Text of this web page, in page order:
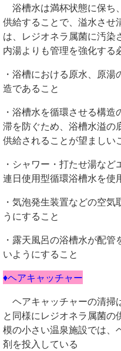
浴槽水は満杯状態に保ち
供給することで、溢水させ
は、レジオネラ属菌に汚染
内湯よりも管理を強化する
・浴槽における原水、原
造であること
・浴槽水を循環させる構
滞を防ぐため、浴槽水溢の
供給されることが望ましい
・シャワー・打たせ湯など
連日使用型循環浴槽水を使
・気泡発生装置などの空
うにすること
・露天風呂の浴槽水が配
いようにすること
♦ヘアキャッチャー
ヘアキャッチャーの清掃
と同様にレジオネラ属菌
模の小さい温泉施設では、
剤を投入している